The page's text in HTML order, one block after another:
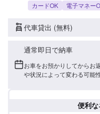
カードOK 電子マネー
代車貸出 (無料)
通常即日で納車
お車をお預かりしてからお
や状況によって変わる可能
便利